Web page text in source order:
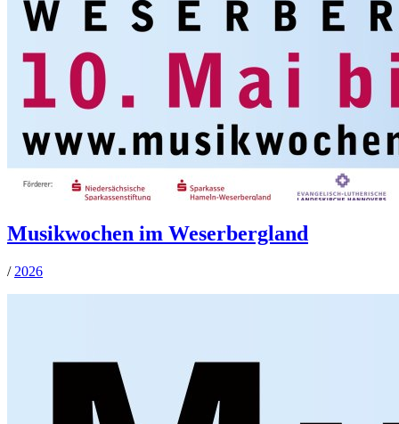
Musikwochen im Weserbergland
/ 2026